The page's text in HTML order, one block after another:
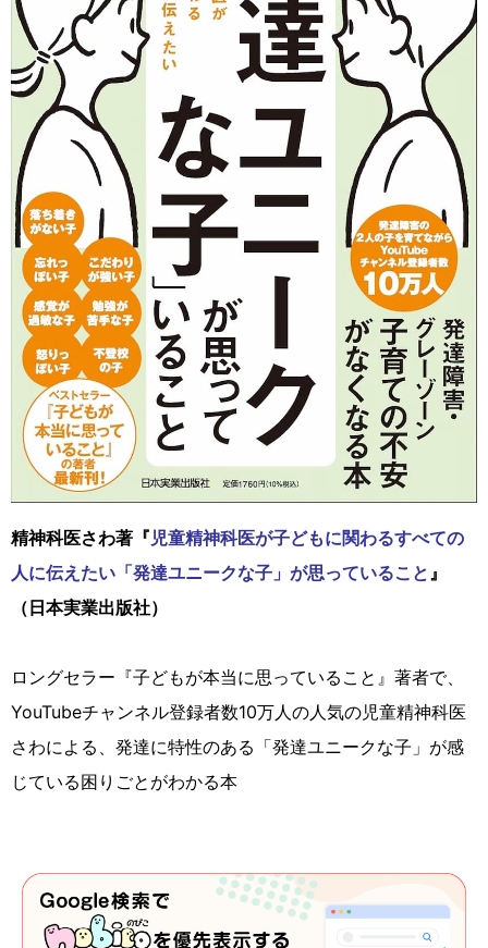
精神科医さわ著『児童精神科医が子どもに関わるすべての
人に伝えたい「発達ユニークな子」が思っていること』
（日本実業出版社）
ロングセラー『子どもが本当に思っていること』著者で、
YouTubeチャンネル登録者数10万人の人気の児童精神科医
さわによる、発達に特性のある「発達ユニークな子」が感
じている困りごとがわかる本